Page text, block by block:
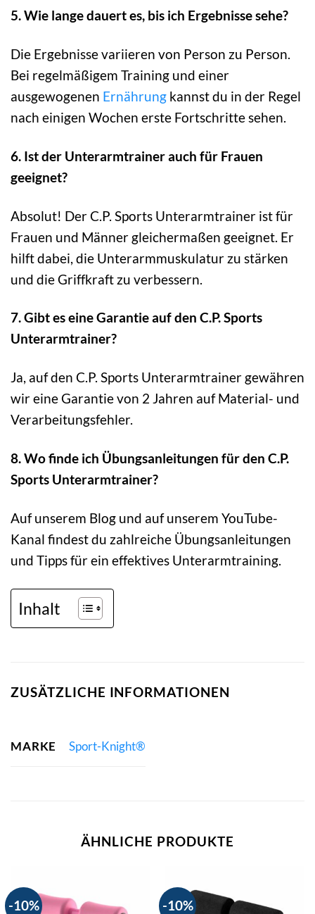
5. Wie lange dauert es, bis ich Ergebnisse sehe?
Die Ergebnisse variieren von Person zu Person.
Bei regelmäßigem Training und einer
ausgewogenen Ernährung kannst du in der Regel
nach einigen Wochen erste Fortschritte sehen.
6. Ist der Unterarmtrainer auch für Frauen
geeignet?
Absolut! Der C.P. Sports Unterarmtrainer ist für
Frauen und Männer gleichermaßen geeignet. Er
hilft dabei, die Unterarmmuskulatur zu stärken
und die Griffkraft zu verbessern.
7. Gibt es eine Garantie auf den C.P. Sports
Unterarmtrainer?
Ja, auf den C.P. Sports Unterarmtrainer gewähren
wir eine Garantie von 2 Jahren auf Material- und
Verarbeitungsfehler.
8. Wo finde ich Übungsanleitungen für den C.P.
Sports Unterarmtrainer?
Auf unserem Blog und auf unserem YouTube-
Kanal findest du zahlreiche Übungsanleitungen
und Tipps für ein effektives Unterarmtraining.
Inhalt
ZUSÄTZLICHE INFORMATIONEN
MARKE Sport-Knight®
ÄHNLICHE PRODUKTE
-10% -10%